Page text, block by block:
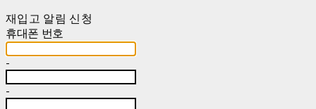
재입고 알림 신청
휴대폰 번호
-
-